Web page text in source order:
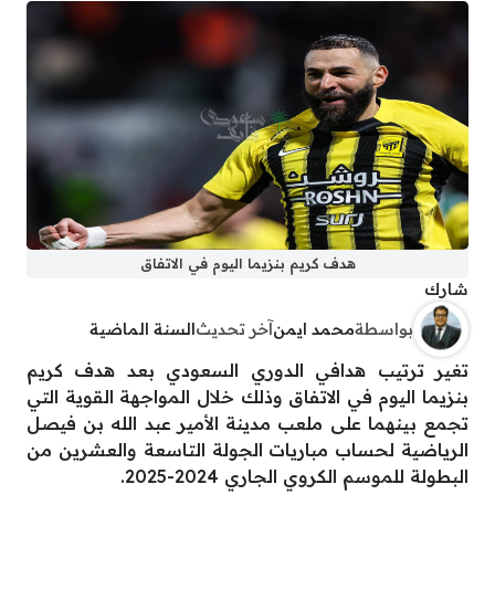
هدف كريم بنزيما اليوم في الاتفاق
شارك
بواسطةمحمد ايمنآخر تحديثالسنة الماضية
تغير ترتيب هدافي الدوري السعودي بعد هدف كريم
بنزيما اليوم في الاتفاق وذلك خلال المواجهة القوية التي
تجمع بينهما على ملعب مدينة الأمير عبد الله بن فيصل
الرياضية لحساب مباريات الجولة التاسعة والعشرين من
البطولة للموسم الكروي الجاري 2024-2025.